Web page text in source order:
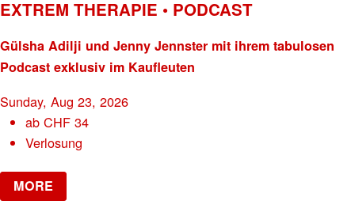
EXTREM THERAPIE • PODCAST
Gülsha Adilji und Jenny Jennster mit ihrem tabulosen
Podcast exklusiv im Kaufleuten
Sunday, Aug 23, 2026
abCHF 34
Verlosung
MORE